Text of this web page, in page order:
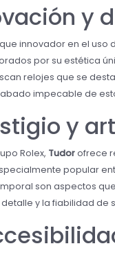
y
innovador en el
por su estética
relojes que se
impecable de
y
Rolex, Tudorofrece
popular
son aspectos
y la fiabilidad de